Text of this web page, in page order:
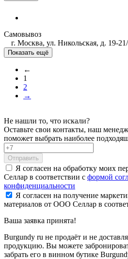
Самовывоз
г. Москва, ул. Никольская, д. 19-21/
Показать ещё
←
1
2
→
Не нашли то, что искали?
Оставьте свои контакты, наш
поможет выбрать наиболее
Отправить
Я согласен на обработку моих
Селлар в соответствии с формой
конфиденциальности
Я согласен на получение
материалов от ООО Селлар в
Ваша заявка принята!
Burgundy ru не продаёт и не
продукцию. Вы можете
забрать его в винном бутике